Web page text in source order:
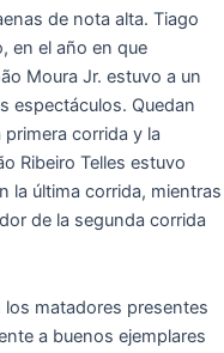
de nota alta. Tiago
en el año en que
Moura Jr. estuvo a un
espectáculos. Quedan
corrida y la
Ribeiro Telles estuvo
la última corrida, mientras
de la segunda corrida
matadores presentes
a buenos ejemplares